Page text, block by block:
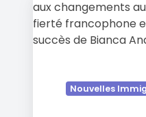
in
5:
Trump
AméricainsNouvelles